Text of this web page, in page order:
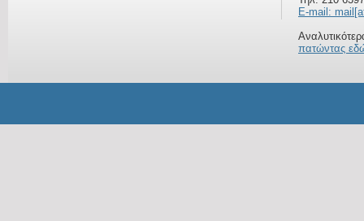
E-mail:
πατώντας